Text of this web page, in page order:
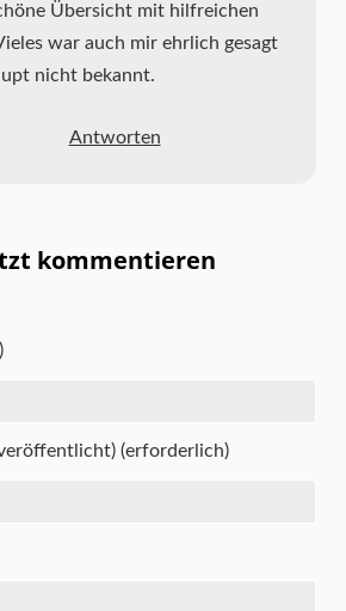
Übersicht mit hilfreichen
war auch mir ehrlich gesagt
nicht bekannt.
Antworten
kommentieren
(erforderlich)